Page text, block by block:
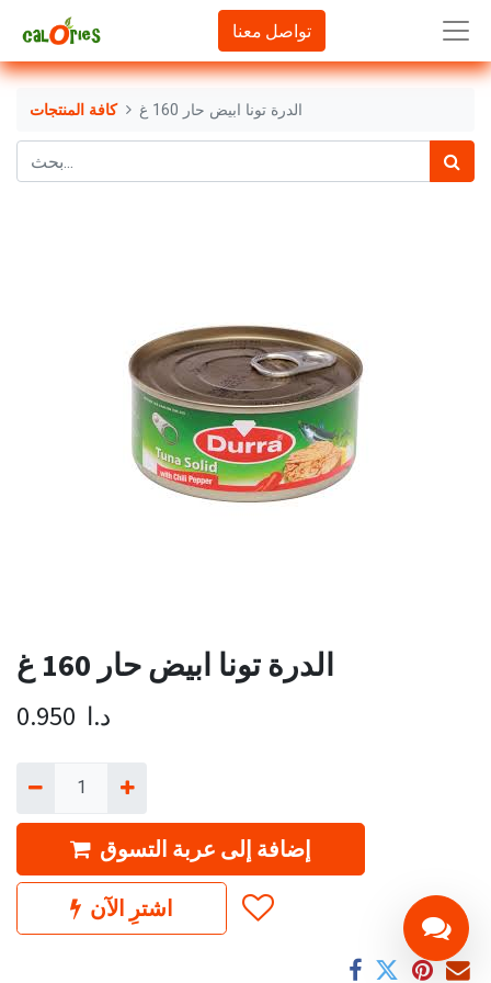
تواصل معنا
كافة المنتجات الدرة تونا ابيض حار 160 غ
الدرة تونا ابيض حار 160 غ
0.950 د.ا
إضافة إلى عربة التسوق
اشترِ الآن